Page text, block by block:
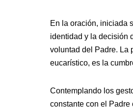
En la oración, iniciada
identidad y la decisión
voluntad del Padre. La
eucarístico, es la
Contemplando los
constante con el Padre